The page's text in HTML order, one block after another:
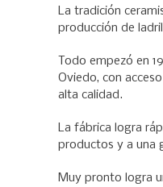
La tradición
producción de
Todo empezó en
Oviedo, con
alta calidad.
La fábrica logra
productos y a una
Muy pronto logra